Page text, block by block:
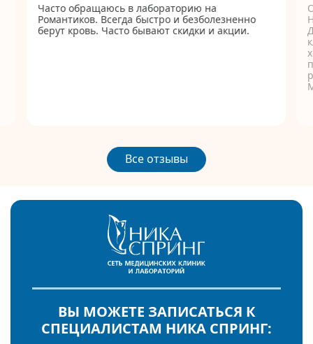
Часто обращаюсь в лабораторию на
Романтиков. Всегда быстро и безболезненно
берут кровь. Часто бывают скидки и акции.
Все отзывы
ВЫ МОЖЕТЕ ЗАПИСАТЬСЯ К
СПЕЦИАЛИСТАМ НИКА СПРИНГ: